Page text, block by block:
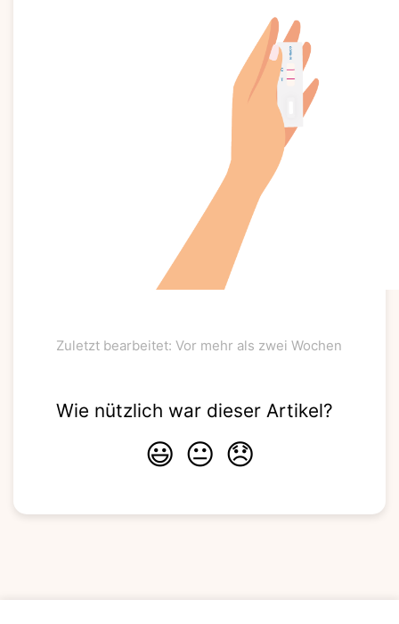
Zuletzt bearbeitet: Vor mehr als zwei Wochen
Wie nützlich war dieser Artikel?
😃 😐 😞